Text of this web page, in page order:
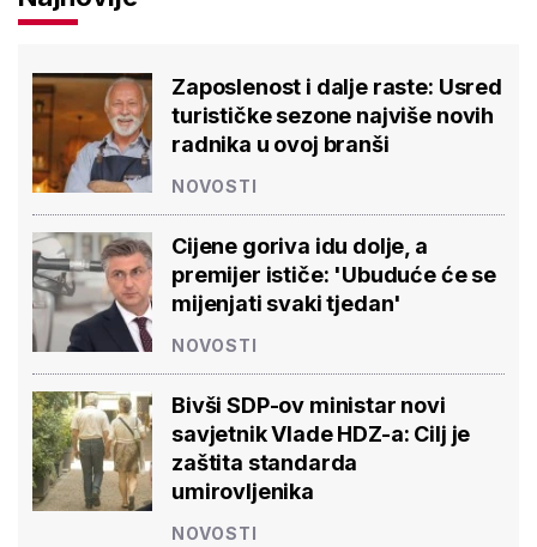
Zaposlenost i dalje raste: Usred
turističke sezone najviše novih
radnika u ovoj branši
NOVOSTI
Cijene goriva idu dolje, a
premijer ističe: 'Ubuduće će se
mijenjati svaki tjedan'
NOVOSTI
Bivši SDP-ov ministar novi
savjetnik Vlade HDZ-a: Cilj je
zaštita standarda
umirovljenika
NOVOSTI